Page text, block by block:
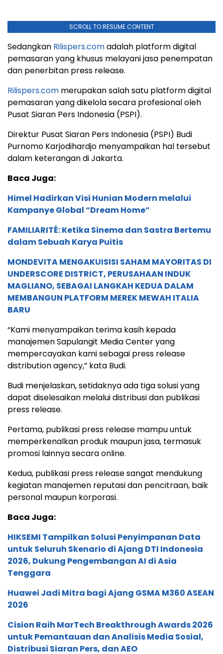
SCROLL TO RESUME CONTENT
Sedangkan Rilispers.comadalah platform digital
pemasaran yang khusus melayani jasa penempatan
dan penerbitan press release.
Rilispers.com merupakan salah satu platform digital
pemasaran yang dikelola secara profesional oleh
Pusat Siaran Pers Indonesia (PSPI).
Direktur Pusat Siaran Pers Indonesia (PSPI) Budi
Purnomo Karjodihardjo menyampaikan hal tersebut
dalam keterangan di Jakarta.
Baca Juga:
Himel Hadirkan Visi Hunian Modern melalui
Kampanye Global “Dream Home”
FAMILIARITÉ: Ketika Sinema dan Sastra Bertemu
dalam Sebuah Karya Puitis
MONDEVITA MENGAKUISISI SAHAM MAYORITAS DI
UNDERSCORE DISTRICT, PERUSAHAAN INDUK
MAGLIANO, SEBAGAI LANGKAH KEDUA DALAM
MEMBANGUN PLATFORM MEREK MEWAH ITALIA
BARU
“Kami menyampaikan terima kasih kepada
manajemen Sapulangit Media Center yang
mempercayakan kami sebagai press release
distribution agency,” kata Budi.
Budi menjelaskan, setidaknya ada tiga solusi yang
dapat diselesaikan melalui distribusi dan publikasi
press release.
Pertama, publikasi press release mampu untuk
memperkenalkan produk maupun jasa, termasuk
promosi lainnya secara online.
Kedua, publikasi press release sangat mendukung
kegiatan manajemen reputasi dan pencitraan, baik
personal maupun korporasi.
Baca Juga:
HIKSEMI Tampilkan Solusi Penyimpanan Data
untuk Seluruh Skenario di Ajang DTI Indonesia
2026, Dukung Pengembangan AI di Asia
Tenggara
Huawei Jadi Mitra bagi Ajang GSMA M360 ASEAN
2026
Cision Raih MarTech Breakthrough Awards 2026
untuk Pemantauan dan Analisis Media Sosial,
Distribusi Siaran Pers, dan AEO